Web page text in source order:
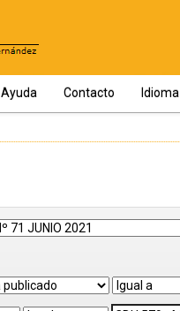
Ayuda Contacto Idioma